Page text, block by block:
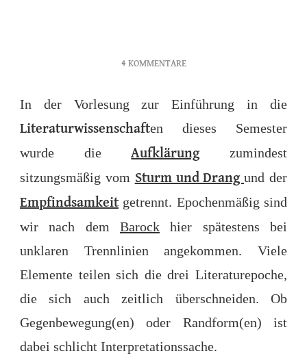
4 KOMMENTAREZU
UND
DRANG,
In der Vorlesung zur Einführung in die
Literaturwissenschaften dieses Semester
wurde dieAufklärungzumindest
sitzungsmäßig vom Sturm und Drangund der
Empfindsamkeit getrennt. Epochenmäßig sind
wir nach dem Barock hier spätestens bei
unklaren Trennlinien angekommen. Viele
Elemente teilen sich die drei Literaturepoche,
die sich auch zeitlich überschneiden. Ob
Gegenbewegung(en) oder Randform(en) ist
dabei schlicht Interpretationssache.